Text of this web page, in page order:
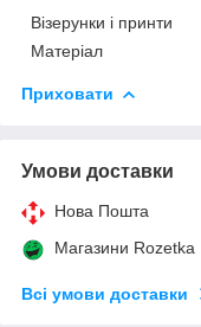
Візерунки і принти
Матеріал
Приховати
Умови доставки
Нова Пошта
Магазини Rozetka
Всі умови доставки